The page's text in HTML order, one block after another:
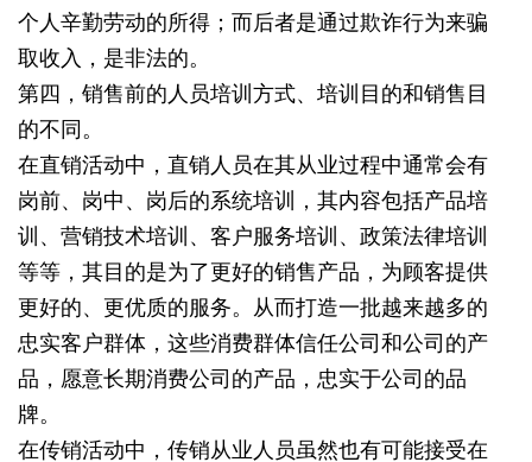
个人辛勤劳动的所得；而后者是通过欺诈行为来骗
取收入，是非法的。
第四，销售前的人员培训方式、培训目的和销售目
的不同。
在直销活动中，直销人员在其从业过程中通常会有
岗前、岗中、岗后的系统培训，其内容包括产品培
训、营销技术培训、客户服务培训、政策法律培训
等等，其目的是为了更好的销售产品，为顾客提供
更好的、更优质的服务。从而打造一批越来越多的
忠实客户群体，这些消费群体信任公司和公司的产
品，愿意长期消费公司的产品，忠实于公司的品
牌。
在传销活动中，传销从业人员虽然也有可能接受在